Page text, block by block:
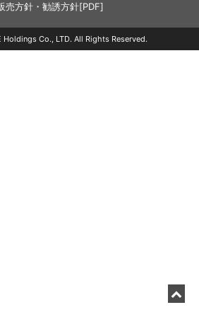
売方針・勧誘方針[PDF]
Co., LTD. All Rights Reserved.